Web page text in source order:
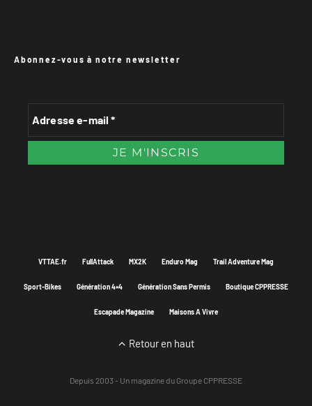
Abonnez-vous à notre newsletter
VTTAE.fr FullAttack MX2K Enduro Mag Trail Adventure Mag
Sport-Bikes Génération 4×4 Génération Sans Permis Boutique CPPRESSE
Escapade Magazine Maisons A Vivre
Retour en haut
Depuis 2003 - Un magazine du Groupe CPPRESSE